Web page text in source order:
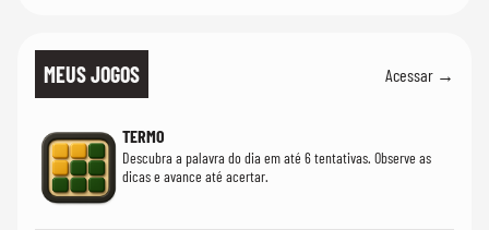
MEUS JOGOS Acessar →
TERMO
Descubra a palavra do dia em até 6 tentativas. Observe as
dicas e avance até acertar.